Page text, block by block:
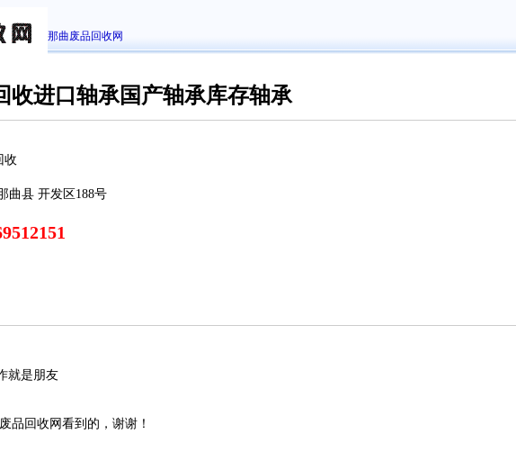
那曲废品回收网
收进口轴承国产轴承库存轴承
收
曲县 开发区188号
就是朋友
品回收网看到的，谢谢！